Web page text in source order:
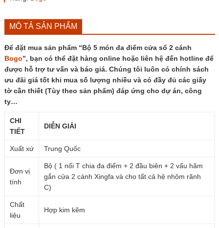
sốMÔ TẢ SẢN PHẨM
Để đặt mua sản phẩm “Bộ 5 món đa điểm cửa sổ 2 cánh
Bogo”, bạn có thể đặt hàng online hoặc liên hệ đến hotline để
được hỗ trợ tư vấn và báo giá. Chúng tôi luôn có chính sách
ưu đãi giá tốt khi mua số lượng nhiều và có đầy đủ các giấy
tờ cần thiết (Tùy theo sản phẩm) đáp ứng cho dự án, công
ty…
CHI
TIẾT
DIỄN GIẢI
Xuất xứ Trung Quốc
Đơn vị
tính
Bộ ( 1 nối T chia đa điểm + 2 đầu biên + 2 vấu hãm
gắn cửa 2 cánh Xingfa và cho tất cả hệ nhôm rãnh
C)
Chất
liệu
Hợp kim kẽm